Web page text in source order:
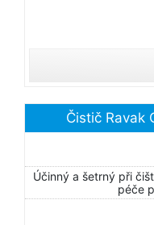
Čistič Ravak
Účinný a šetrný při
péče